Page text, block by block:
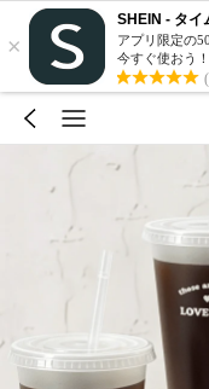
×
SHEIN - タイ
アプリ限定の
今すぐ使おう！